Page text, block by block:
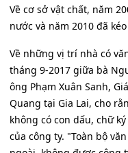
Về cơ sở vật chất, năm
nước và năm 2010 đã
Về những vị trí nhà có
tháng 9-2017 giữa bà
ông Phạm Xuân Sanh,
Quang tại Gia Lai, cho
không có con dấu, chữ
của công ty. "Toàn bộ